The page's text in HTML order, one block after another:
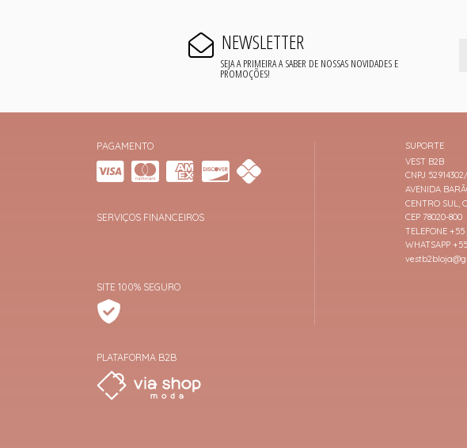
NEWSLETTER
SEJA A PRIMEIRA A SABER DE NOSSAS NOVIDADES E
PROMOÇÕES!
PAGAMENTO
SERVIÇOS FINANCEIROS
SITE 100% SEGURO
PLATAFORMA B2B
SUPORTE
VEST B2B
CNPJ
AVENIDA
CENTRO SUL,
CEP 78020-800
TELEFONE
WHATSAPP